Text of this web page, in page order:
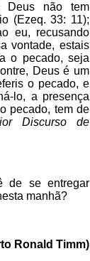
não tem
(Ezeq. 33: 11);
eu, recusando
vontade, estais
o pecado, seja
Deus é um
o pecado, e
lo, a presença
pecado, tem de
Discurso de
de se entregar
manhã?
Ronald Timm)